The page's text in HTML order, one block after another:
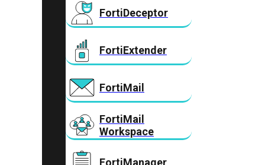
FortiDeceptor
FortiExtender
FortiMail
FortiMail
Workspace
FortiManager